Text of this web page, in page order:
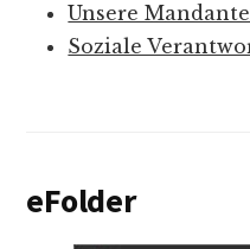
Unsere
Soziale
eFolder